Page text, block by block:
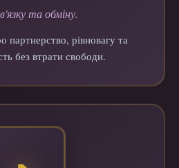
та обміну.
партнерство, рівновагу та
без втрати свободи.